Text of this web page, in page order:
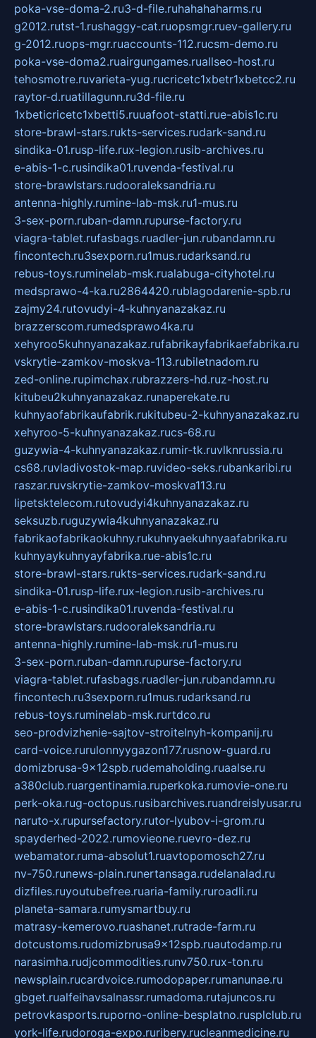
poka-vse-doma-2.ru3-d-file.ruhahahaharms.ru
g2012.rutst-1.rushaggy-cat.ruopsmgr.ruev-gallery.ru
g-2012.ruops-mgr.ruaccounts-112.rucsm-demo.ru
poka-vse-doma2.ruairgungames.ruallseo-host.ru
tehosmotre.ruvarieta-yug.rucricetc1xbetr1xbetcc2.ru
raytor-d.ruatillagunn.ru3d-file.ru
1xbeticricetc1xbetti5.ruuafoot-statti.rue-abis1c.ru
store-brawl-stars.rukts-services.rudark-sand.ru
sindika-01.rusp-life.rux-legion.rusib-archives.ru
e-abis-1-c.rusindika01.ruvenda-festival.ru
store-brawlstars.rudooraleksandria.ru
antenna-highly.rumine-lab-msk.ru1-mus.ru
3-sex-porn.ruban-damn.rupurse-factory.ru
viagra-tablet.rufasbags.ruadler-jun.rubandamn.ru
fincontech.ru3sexporn.ru1mus.rudarksand.ru
rebus-toys.ruminelab-msk.rualabuga-cityhotel.ru
medsprawo-4-ka.ru2864420.rublagodarenie-spb.ru
zajmy24.rutovudyi-4-kuhnyanazakaz.ru
brazzerscom.rumedsprawo4ka.ru
xehyroo5kuhnyanazakaz.rufabrikayfabrikaefabrika.ru
vskrytie-zamkov-moskva-113.rubiletnadom.ru
zed-online.rupimchax.rubrazzers-hd.ruz-host.ru
kitubeu2kuhnyanazakaz.runaperekate.ru
kuhnyaofabrikaufabrik.rukitubeu-2-kuhnyanazakaz.ru
xehyroo-5-kuhnyanazakaz.rucs-68.ru
guzywia-4-kuhnyanazakaz.rumir-tk.ruvlknrussia.ru
cs68.ruvladivostok-map.ruvideo-seks.rubankaribi.ru
raszar.ruvskrytie-zamkov-moskva113.ru
lipetsktelecom.rutovudyi4kuhnyanazakaz.ru
seksuzb.ruguzywia4kuhnyanazakaz.ru
fabrikaofabrikaokuhny.rukuhnyaekuhnyaafabrika.ru
kuhnyaykuhnyayfabrika.rue-abis1c.ru
store-brawl-stars.rukts-services.rudark-sand.ru
sindika-01.rusp-life.rux-legion.rusib-archives.ru
e-abis-1-c.rusindika01.ruvenda-festival.ru
store-brawlstars.rudooraleksandria.ru
antenna-highly.rumine-lab-msk.ru1-mus.ru
3-sex-porn.ruban-damn.rupurse-factory.ru
viagra-tablet.rufasbags.ruadler-jun.rubandamn.ru
fincontech.ru3sexporn.ru1mus.rudarksand.ru
rebus-toys.ruminelab-msk.rurtdco.ru
seo-prodvizhenie-sajtov-stroitelnyh-kompanij.ru
card-voice.rurulonnyygazon177.rusnow-guard.ru
domizbrusa-9x12spb.rudemaholding.ruaalse.ru
a380club.ruargentinamia.ruperkoka.rumovie-one.ru
perk-oka.rug-octopus.rusibarchives.ruandreislyusar.ru
naruto-x.rupursefactory.rutor-lyubov-i-grom.ru
spayderhed-2022.rumovieone.ruevro-dez.ru
webamator.ruma-absolut1.ruavtopomosch27.ru
nv-750.runews-plain.runertansaga.rudelanalad.ru
dizfiles.ruyoutubefree.ruaria-family.ruroadli.ru
planeta-samara.rumysmartbuy.ru
matrasy-kemerovo.ruashanet.rutrade-farm.ru
dotcustoms.rudomizbrusa9x12spb.ruautodamp.ru
narasimha.rudjcommodities.runv750.rux-ton.ru
newsplain.rucardvoice.rumodopaper.rumanunae.ru
gbget.rualfeihavsalnassr.rumadoma.rutajuncos.ru
petrovkasports.ruporno-online-besplatno.rusplclub.ru
york-life.rudoroga-expo.ruribery.rucleanmedicine.ru